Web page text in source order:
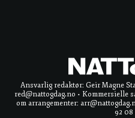
Ansvarlig redaktør: Geir Magne
red@nattogdag.no • Kommersielle
om arrangementer:
92 08